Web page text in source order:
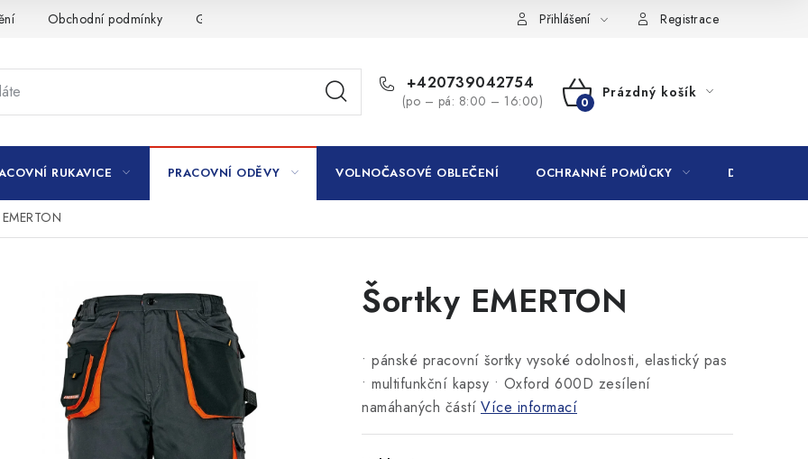
Obchodní podmínky GDPR Přihlášení Registrace
+420739042754
(po – pá: 8:00 – 16:00)
NÁKUPNÍ
Prázdný košík
RUKAVICE PRACOVNÍ ODĚVY VOLNOČASOVÉ OBLEČENÍ OCHRANNÉ POMŮCKY DROGERIE
Šortky EMERTON
• pánské pracovní šortky vysoké odolnosti, elastický pas
• multifunkční kapsy • Oxford 600D zesílení
namáhaných částí Více informací